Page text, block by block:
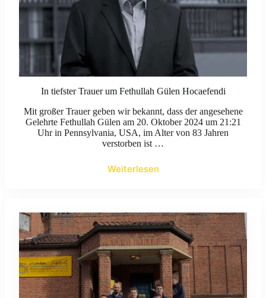
In tiefster Trauer um Fethullah Gülen Hocaefendi
Mit großer Trauer geben wir bekannt, dass der angesehene
Gelehrte Fethullah Gülen am 20. Oktober 2024 um 21:21
Uhr in Pennsylvania, USA, im Alter von 83 Jahren
verstorben ist …
Weiterlesen